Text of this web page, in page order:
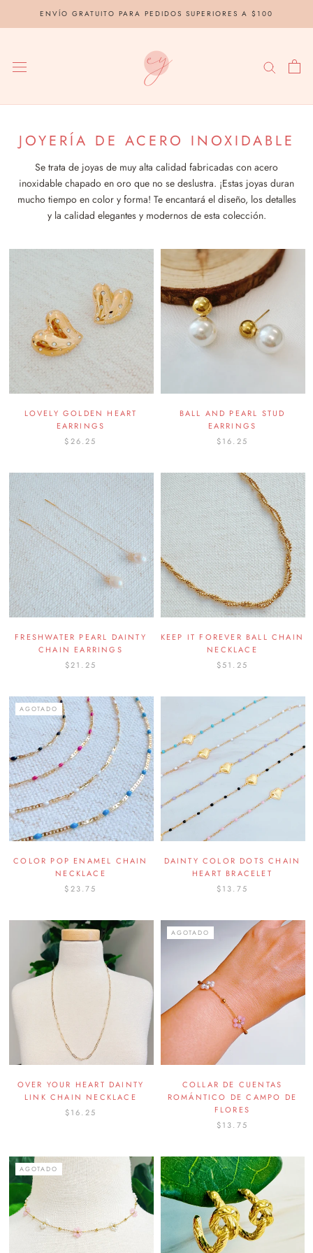
ENVÍO GRATUITO PARA PEDIDOS SUPERIORES A $100
JOYERÍA DE ACERO INOXIDABLE
Se trata de joyas de muy alta calidad fabricadas con acero
inoxidable chapado en oro que no se deslustra. ¡Estas joyas duran
mucho tiempo en color y forma! Te encantará el diseño, los detalles
y la calidad elegantes y modernos de esta colección.
LOVELY GOLDEN HEART
EARRINGS
$26.25
BALL AND PEARL STUD
EARRINGS
$16.25
FRESHWATER PEARL DAINTY
CHAIN EARRINGS
$21.25
KEEP IT FOREVER BALL CHAIN
NECKLACE
$51.25
AGOTADO
COLOR POP ENAMEL CHAIN
NECKLACE
$23.75
DAINTY COLOR DOTS CHAIN
HEART BRACELET
$13.75
OVER YOUR HEART DAINTY
LINK CHAIN NECKLACE
$16.25
AGOTADO
COLLAR DE CUENTAS
ROMÁNTICO DE CAMPO DE
FLORES
$13.75
AGOTADO